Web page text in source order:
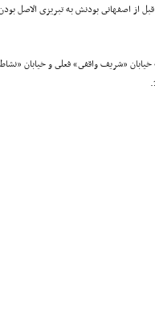
از اصفهانى بودنش به تبریزى الاصل
شده در زوایه خیابان «شریف واقفى» فعلى و